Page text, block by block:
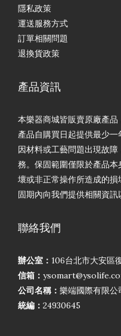
隱私政策
運送服務方式
訂單相關問題
退換貨政策
產品資訊
本樂器商城皆販賣原廠產
產品自購買日起提供最少
因材料或工藝問題出現故
務。保固範圍僅限於產品
壞或非正常操作所造成的
固期內向我們提供相關資訊
聯絡我們
辦公室： 106台北市大安區
信箱：
公司名稱： 樂端國際有限公
統編： 24930645